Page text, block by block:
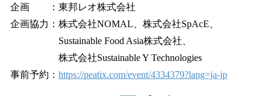
企画 ：東邦レオ株式会社
企画協力：株式会社NOMAL、株式会社SpAcE、
Sustainable Food Asia株式会社、
株式会社Sustainable Y Technologies
事前予約： https://peatix.com/event/4334379?lang=ja-jp